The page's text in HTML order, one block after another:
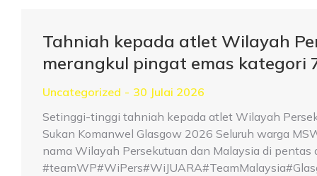
Tahniah kepada atlet Wilayah
merangkul pingat emas kategori
Uncategorized
30 Julai 2026
Setinggi-tinggi tahniah kepada atlet Wilayah
Sukan Komanwel Glasgow 2026 Seluruh warga
nama Wilayah Persekutuan dan Malaysia di pentas